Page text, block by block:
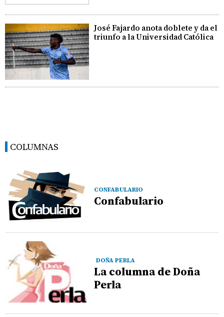
José Fajardo anota doblete y da el
triunfo a la Universidad Católica
COLUMNAS
CONFABULARIO
Confabulario
DOÑA PERLA
La columna de Doña
Perla